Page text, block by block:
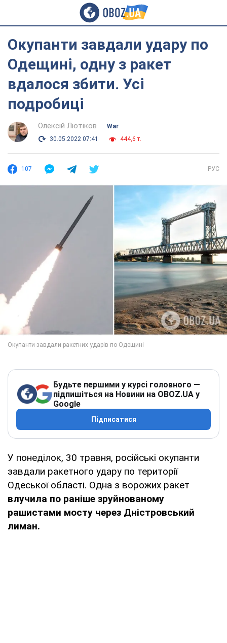
Окупанти завдали удару по
Одещині, одну з ракет
вдалося збити. Усі
подробиці
Олексій Лютіков
War
30.05.2022 07:41
444,6 т.
107 РУС
Будьте першими у курсі головного —
підпишіться на Новини на OBOZ.UA у
Google
Підписатися
У понеділок, 30 травня, російські окупанти
завдали ракетного удару по території
Одеської області. Одна з ворожих ракет
влучила по раніше зруйнованому
рашистами мосту через Дністровський
лиман.